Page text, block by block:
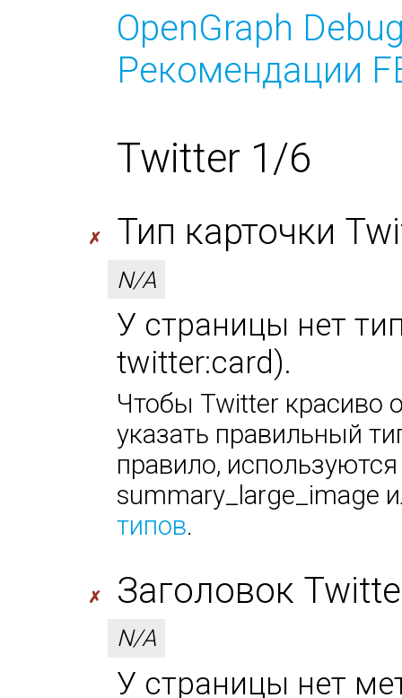
OpenGraph
Рекомендации
Twitter 1/6
✗ Тип карточки
N/A
У страницы нет
twitter:card).
Чтобы Twitter красиво
указать правильный
правило,
summary_large_image
типов.
✗ Заголовок
N/A
У страницы нет